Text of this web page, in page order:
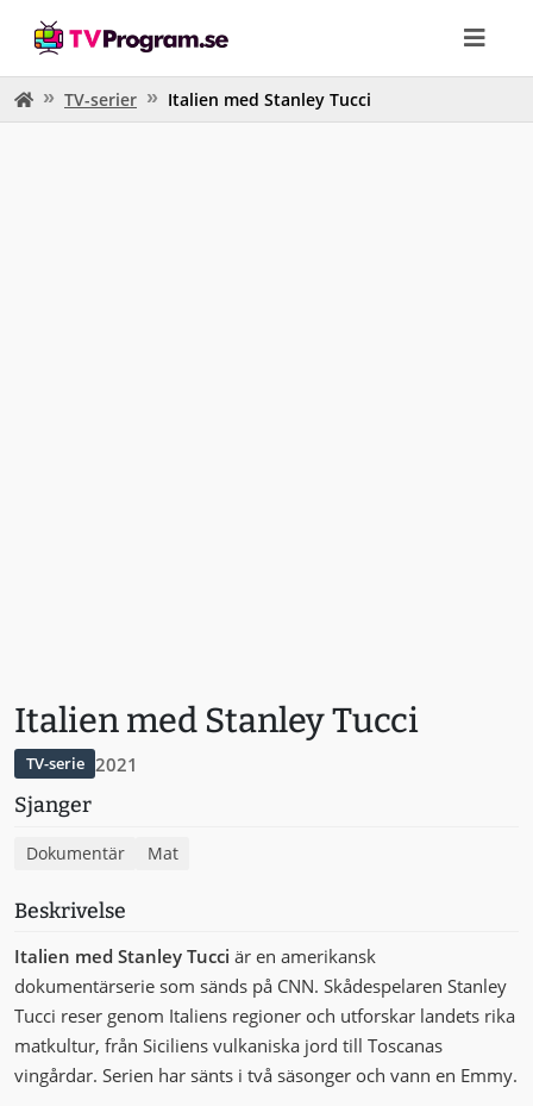
TV-serier Italien med Stanley Tucci
Italien med Stanley Tucci
TV-serie 2021
Sjanger
Dokumentär Mat
Beskrivelse
Italien med Stanley Tucci är en amerikansk
dokumentärserie som sänds på CNN. Skådespelaren Stanley
Tucci reser genom Italiens regioner och utforskar landets rika
matkultur, från Siciliens vulkaniska jord till Toscanas
vingårdar. Serien har sänts i två säsonger och vann en Emmy.